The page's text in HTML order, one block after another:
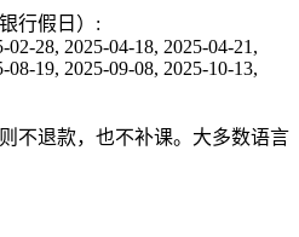
行假日）:
02-28, 2025-04-18, 2025-04-21,
08-19, 2025-09-08, 2025-10-13,
不退款，也不补课。大多数语言